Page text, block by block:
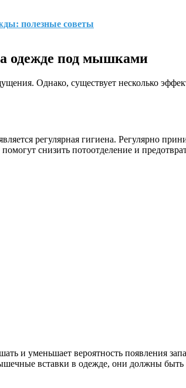
полезные советы
одежде под мышками
Однако, существует несколько
регулярная гигиена. Регулярно
снизить потоотделение и
и уменьшает вероятность появления
вставки в одежде, они должны